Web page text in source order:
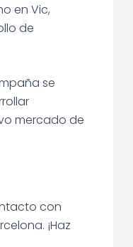
en Vic,
de
se
mercado de
con
¡Haz